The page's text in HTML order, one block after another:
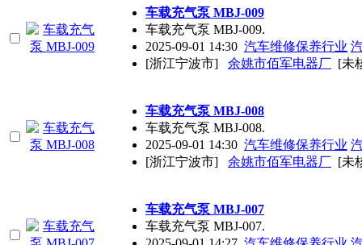
车载充气泵 MBJ-009
车载充气泵 MBJ-009.
2025-09-01 14:30 汽车维修保养行业
[浙江宁波市]
余姚市佰军电器厂 [未
车载充气泵 MBJ-008
车载充气泵 MBJ-008.
2025-09-01 14:30 汽车维修保养行业
[浙江宁波市]
余姚市佰军电器厂 [未
车载充气泵 MBJ-007
车载充气泵 MBJ-007.